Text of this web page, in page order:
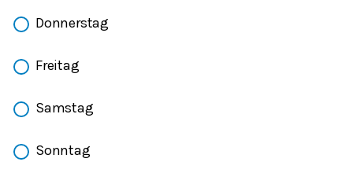
Donnerstag
Freitag
Samstag
Sonntag